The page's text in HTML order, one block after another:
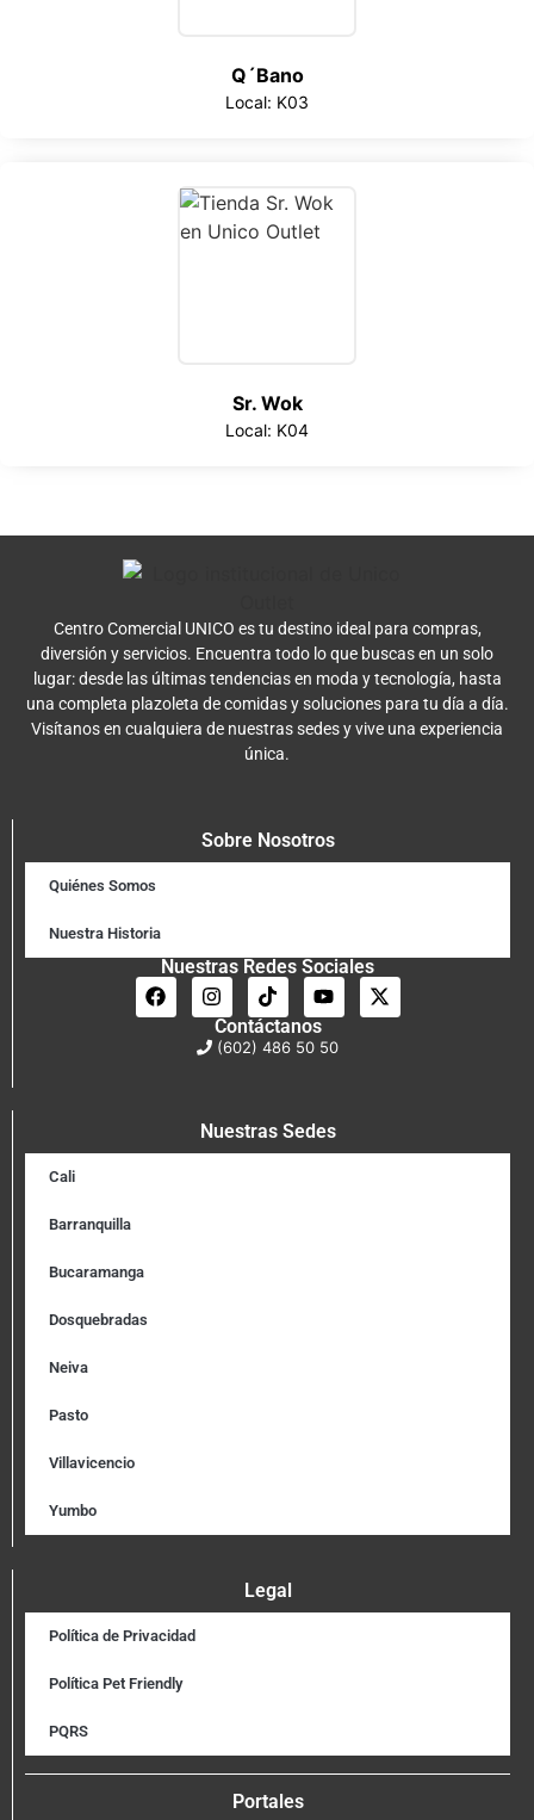
Q´Bano
Local: K03
Sr. Wok
Local: K04
Centro Comercial UNICO es tu destino ideal para compras,
diversión y servicios. Encuentra todo lo que buscas en un solo
lugar: desde las últimas tendencias en moda y tecnología, hasta
una completa plazoleta de comidas y soluciones para tu día a día.
Visítanos en cualquiera de nuestras sedes y vive una experiencia
única.
Sobre Nosotros
Quiénes Somos
Nuestra Historia
Nuestras Redes Sociales
Contáctanos
(602) 486 50 50
Nuestras Sedes
Cali
Barranquilla
Bucaramanga
Dosquebradas
Neiva
Pasto
Villavicencio
Yumbo
Legal
Política de Privacidad
Política Pet Friendly
PQRS
Portales